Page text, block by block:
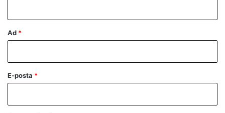
Ad *
E-posta *